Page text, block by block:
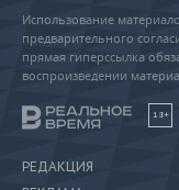
Использование
предварительного
прямая гиперссылка
воспроизведении
18+
РЕДАКЦИЯ